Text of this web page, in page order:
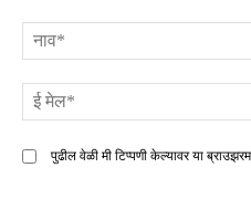
पुढील वेळी मी टिप्पणी केल्यावर या